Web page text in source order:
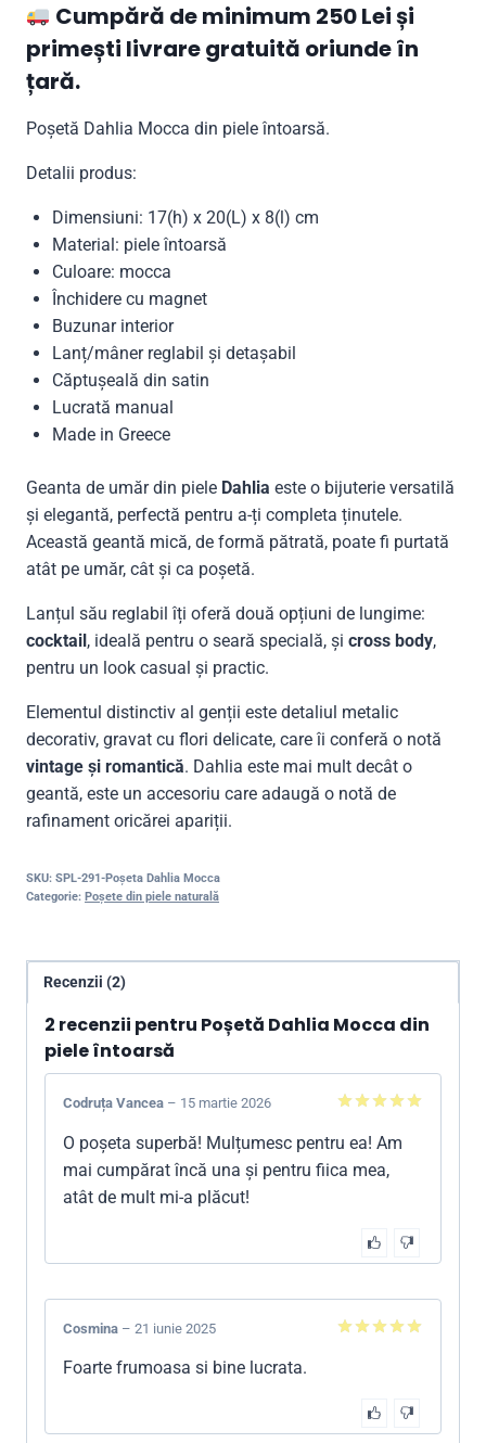
Cumpără de minimum 250 Lei și
primești livrare gratuită oriunde în
țară.
Poșetă Dahlia Mocca din piele întoarsă.
Detalii produs:
Dimensiuni: 17(h) x 20(L) x 8(l) cm
Material: piele întoarsă
Culoare: mocca
Închidere cu magnet
Buzunar interior
Lanț/mâner reglabil și detașabil
Căptușeală din satin
Lucrată manual
Made in Greece
Geanta de umăr din piele Dahlia este o bijuterie versatilă
și elegantă, perfectă pentru a-ți completa ținutele.
Această geantă mică, de formă pătrată, poate fi purtată
atât pe umăr, cât și ca poșetă.
Lanțul său reglabil îți oferă două opțiuni de lungime:
cocktail, ideală pentru o seară specială, și cross body,
pentru un look casual și practic.
Elementul distinctiv al genții este detaliul metalic
decorativ, gravat cu flori delicate, care îi conferă o notă
vintage și romantică. Dahlia este mai mult decât o
geantă, este un accesoriu care adaugă o notă de
rafinament oricărei apariții.
SKU: SPL-291-Poșeta Dahlia Mocca
Categorie: Poșete din piele naturală
Recenzii (2)
2 recenzii pentru Poșetă Dahlia Mocca din
piele întoarsă
Codruța Vancea – 15 martie 2026
O poșeta superbă! Mulțumesc pentru ea! Am
mai cumpărat încă una și pentru fiica mea,
atât de mult mi-a plăcut!
Cosmina – 21 iunie 2025
Foarte frumoasa si bine lucrata.